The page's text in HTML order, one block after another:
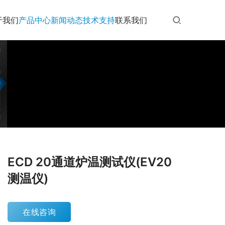
我们产品中心新闻动态技术支持联系我们
ECD 20通道炉温测试仪(EV20
测温仪)
在线咨询